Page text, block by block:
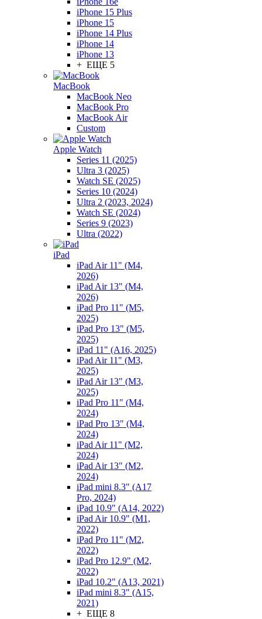
iPhone 15 Plus
iPhone 15
iPhone 14 Plus
iPhone 14
iPhone 13
+ ЕЩЕ 5
MacBook
MacBook Neo
MacBook Pro
MacBook Air
Custom
Apple Watch
Series 11 (2025)
Ultra 3 (2025)
Watch SE (2025)
Series 10 (2024)
Ultra 2 (2023, 2024)
Watch SE (2024)
Series 9 (2023)
Ultra (2022)
iPad
iPad Air 11" (M4,
2026)
iPad Air 13" (M4,
2026)
iPad Pro 11" (M5,
2025)
iPad Pro 13" (M5,
2025)
iPad 11" (A16, 2025)
iPad Air 11" (M3,
2025)
iPad Air 13" (M3,
2025)
iPad Pro 11" (M4,
2024)
iPad Pro 13" (M4,
2024)
iPad Air 11" (M2,
2024)
iPad Air 13" (M2,
2024)
iPad mini 8.3" (A17
Pro, 2024)
iPad 10.9" (A14, 2022)
iPad Air 10.9" (M1,
2022)
iPad Pro 11" (M2,
2022)
iPad Pro 12.9" (M2,
2022)
iPad 10.2" (A13, 2021)
iPad mini 8.3" (A15,
2021)
+ ЕЩЕ 8